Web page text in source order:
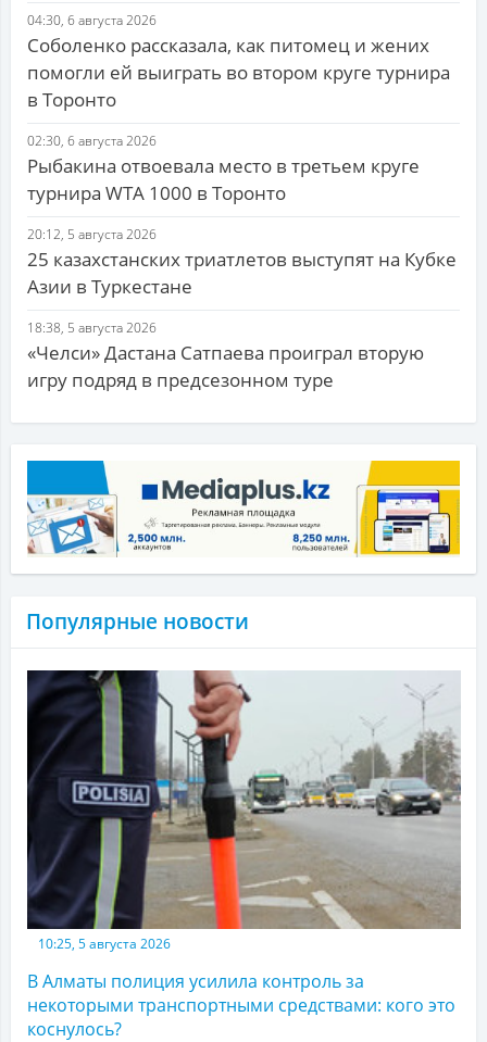
04:30, 6 августа 2026
Соболенко рассказала, как питомец и жених
помогли ей выиграть во втором круге турнира
в Торонто
02:30, 6 августа 2026
Рыбакина отвоевала место в третьем круге
турнира WTA 1000 в Торонто
20:12, 5 августа 2026
25 казахстанских триатлетов выступят на Кубке
Азии в Туркестане
18:38, 5 августа 2026
«Челси» Дастана Сатпаева проиграл вторую
игру подряд в предсезонном туре
Популярные новости
10:25, 5 августа 2026
В Алматы полиция усилила контроль за
некоторыми транспортными средствами: кого это
коснулось?